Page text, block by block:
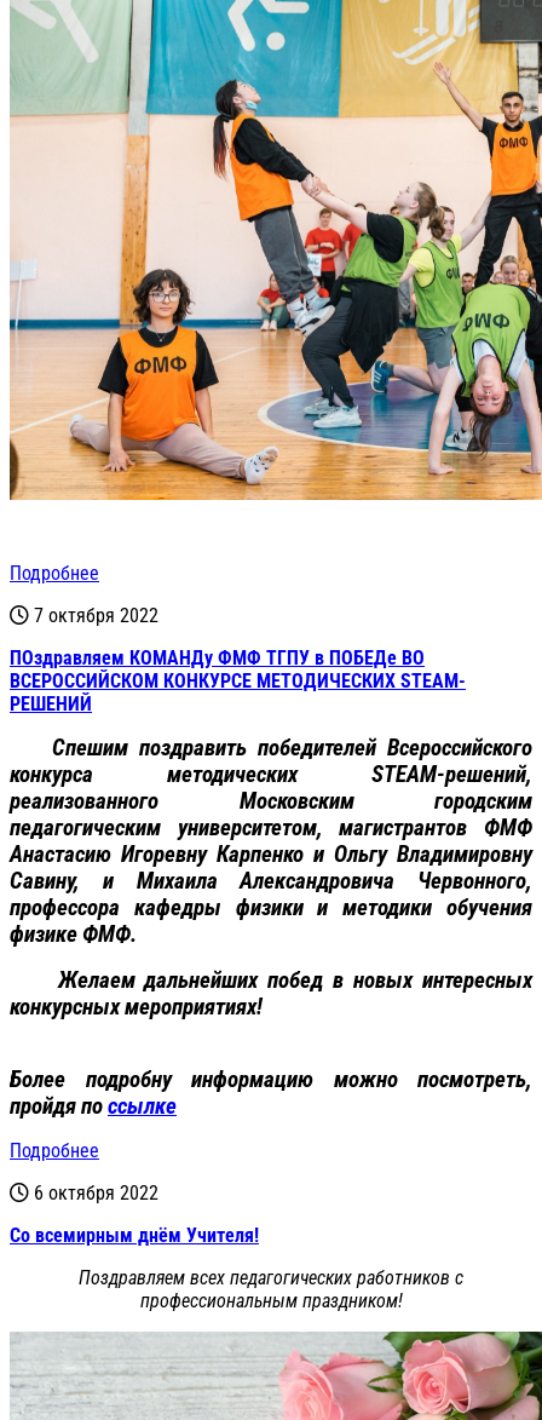
Подробнее
7 октября 2022
ПОздравляем КОМАНДу ФМФ ТГПУ в ПОБЕДе ВО
ВСЕРОССИЙСКОМ КОНКУРСЕ МЕТОДИЧЕСКИХ STEAM-
РЕШЕНИЙ
Спешим поздравить победителей Всероссийского
конкурса
методическихSTEAM-решений,
реализованного
Московским
городским
педагогическим
университетом,
магистрантов ФМФ
Анастасию Игоревну Карпенко и Ольгу Владимировну
Савину, и Михаила Александровича Червонного,
профессора кафедры физики и методики обучения
физике ФМФ.
Желаем дальнейших побед в новых интересных
конкурсных мероприятиях!
Более подробну информацию можно посмотреть,
пройдя поссылке
Подробнее
6 октября 2022
Со всемирным днём Учителя!
Поздравляем всех педагогических работников с
профессиональным праздником!